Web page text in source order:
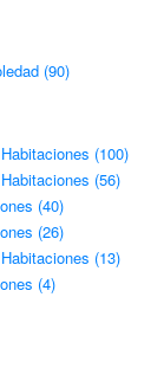
(90)
(100)
(56)
(40)
(26)
(13)
(4)